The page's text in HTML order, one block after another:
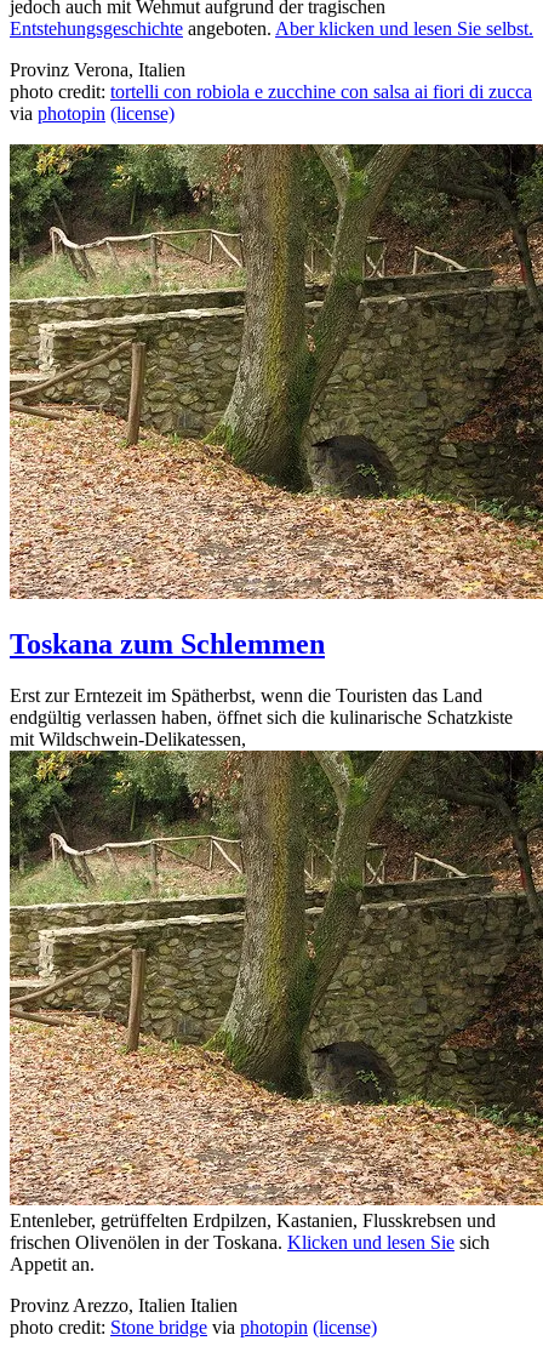
jedoch auch mit Wehmut aufgrund der tragischen
Entstehungsgeschichte angeboten. Aber klicken und lesen Sie selbst.
Provinz Verona, Italien
photo credit: tortelli con robiola e zucchine con salsa ai fiori di zucca
via photopin (license)
Toskana zum Schlemmen
Erst zur Erntezeit im Spätherbst, wenn die Touristen das Land
endgültig verlassen haben, öffnet sich die kulinarische Schatzkiste
mit Wildschwein-Delikatessen,
Entenleber, getrüffelten Erdpilzen, Kastanien, Flusskrebsen und
frischen Olivenölen in der Toskana. Klicken und lesen Sie sich
Appetit an.
Provinz Arezzo, Italien Italien
photo credit: Stone bridge via photopin (license)